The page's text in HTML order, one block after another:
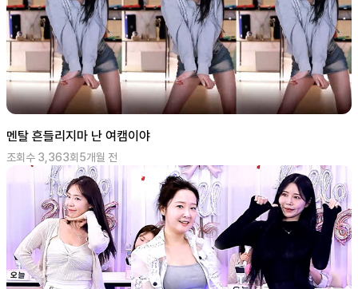
멘탈 흔들리지마 난 여캠이야
조회수 3,363회 5개월 전